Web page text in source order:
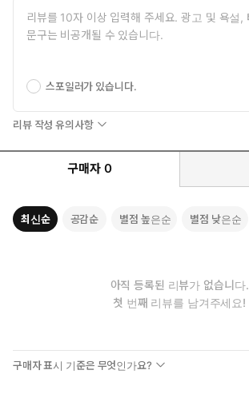
스포일러가 있습니다.
리뷰 작성 유의사항
구매자 0
최신순 공감순 별점 높은순 별점 낮은순
아직 등록된 리뷰가 없습니다.
첫 번째 리뷰를 남겨주세요!
구매자 표시 기준은 무엇인가요?